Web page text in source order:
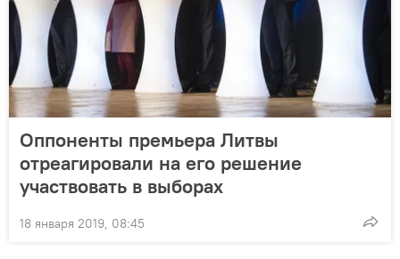
Оппоненты премьера Литвы
отреагировали на его решение
участвовать в выборах
18 января 2019, 08:45